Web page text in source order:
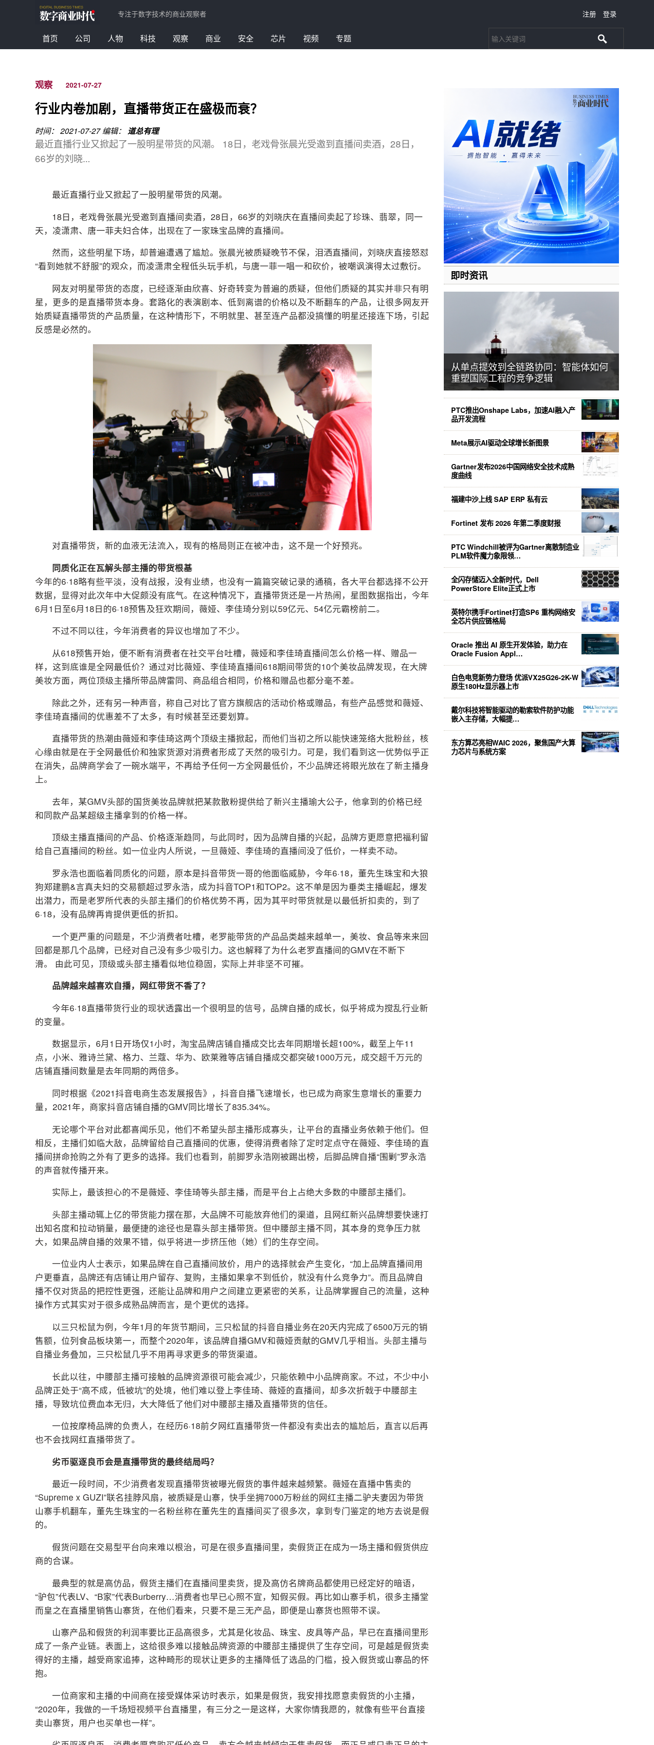
专注于数字技术的商业观察者 注册 登录
首页 公司 人物 科技 观察 商业 安全 芯片 视频 专题
观察 2021-07-27
行业内卷加剧，直播带货正在盛极而衰？
时间： 2021-07-27编辑： 道总有理
最近直播行业又掀起了一股明星带货的风潮。 18日，老戏骨张晨光受邀到直播间卖酒，28日，
66岁的刘晓...
最近直播行业又掀起了一股明星带货的风潮。
18日，老戏骨张晨光受邀到直播间卖酒，28日，66岁的刘晓庆在直播间卖起了珍珠、翡翠，同一
天，凌潇肃、唐一菲夫妇合体，出现在了一家珠宝品牌的直播间。
然而，这些明星下场，却普遍遭遇了尴尬。张晨光被质疑晚节不保，泪洒直播间，刘晓庆直接怒怼
“看到她就不舒服”的观众，而凌潇肃全程低头玩手机，与唐一菲一唱一和砍价，被嘲讽演得太过敷衍。
网友对明星带货的态度，已经逐渐由欣喜、好奇转变为普遍的质疑，但他们质疑的其实并非只有明
星，更多的是直播带货本身。套路化的表演剧本、低到离谱的价格以及不断翻车的产品，让很多网友开
始质疑直播带货的产品质量，在这种情形下，不明就里、甚至连产品都没搞懂的明星还接连下场，引起
反感是必然的。
对直播带货，新的血液无法流入，现有的格局则正在被冲击，这不是一个好预兆。
同质化正在瓦解头部主播的带货根基
今年的6·18略有些平淡，没有战报，没有业绩，也没有一篇篇突破记录的通稿，各大平台都选择不公开
数据，显得对此次年中大促颇没有底气。在这种情况下，直播带货还是一片热闹，星图数据指出，今年
6月1日至6月18日的6·18预售及狂欢期间，薇娅、李佳琦分别以59亿元、54亿元霸榜前二。
不过不同以往，今年消费者的异议也增加了不少。
从618预售开始，便不断有消费者在社交平台吐槽，薇娅和李佳琦直播间怎么价格一样、赠品一
样，这到底谁是全网最低价？通过对比薇娅、李佳琦直播间618期间带货的10个美妆品牌发现，在大牌
美妆方面，两位顶级主播所带品牌雷同、商品组合相同，价格和赠品也都分毫不差。
除此之外，还有另一种声音，称自己对比了官方旗舰店的活动价格或赠品，有些产品感觉和薇娅、
李佳琦直播间的优惠差不了太多，有时候甚至还要划算。
直播带货的热潮由薇娅和李佳琦这两个顶级主播掀起，而他们当初之所以能快速笼络大批粉丝，核
心缘由就是在于全网最低价和独家货源对消费者形成了天然的吸引力。可是，我们看到这一优势似乎正
在消失，品牌商学会了一碗水端平，不再给予任何一方全网最低价，不少品牌还将眼光放在了新主播身
上。
去年，某GMV头部的国货美妆品牌就把某款散粉提供给了新兴主播瑜大公子，他拿到的价格已经
和同款产品某超级主播拿到的价格一样。
顶级主播直播间的产品、价格逐渐趋同，与此同时，因为品牌自播的兴起，品牌方更愿意把福利留
给自己直播间的粉丝。如一位业内人所说，一旦薇娅、李佳琦的直播间没了低价，一样卖不动。
罗永浩也面临着同质化的问题，原本是抖音带货一哥的他面临威胁，今年6·18，董先生珠宝和大狼
狗郑建鹏&言真夫妇的交易额超过罗永浩，成为抖音TOP1和TOP2。这不单是因为垂类主播崛起，爆发
出潜力，而是老罗所代表的头部主播们的价格优势不再，因为其平时带货就是以最低折扣卖的，到了
6·18，没有品牌再肯提供更低的折扣。
一个更严重的问题是，不少消费者吐槽，老罗能带货的产品品类越来越单一，美妆、食品等来来回
回都是那几个品牌，已经对自己没有多少吸引力。这也解释了为什么老罗直播间的GMV在不断下
滑。 由此可见，顶级或头部主播看似地位稳固，实际上并非坚不可摧。
品牌越来越喜欢自播，网红带货不香了？
今年6·18直播带货行业的现状透露出一个很明显的信号，品牌自播的成长，似乎将成为搅乱行业新
的变量。
数据显示，6月1日开场仅1小时，淘宝品牌店铺自播成交比去年同期增长超100%，截至上午11
点，小米、雅诗兰黛、格力、兰蔻、华为、欧莱雅等店铺自播成交都突破1000万元，成交超千万元的
店铺直播间数量是去年同期的两倍多。
同时根据《2021抖音电商生态发展报告》，抖音自播飞速增长，也已成为商家生意增长的重要力
量，2021年，商家抖音店铺自播的GMV同比增长了835.34%。
无论哪个平台对此都喜闻乐见，他们不希望头部主播形成寡头，让平台的直播业务依赖于他们。但
相反，主播们如临大敌，品牌留给自己直播间的优惠，使得消费者除了定时定点守在薇娅、李佳琦的直
播间拼命抢购之外有了更多的选择。我们也看到，前脚罗永浩刚被踢出榜，后脚品牌自播“围剿”罗永浩
的声音就传播开来。
实际上，最该担心的不是薇娅、李佳琦等头部主播，而是平台上占绝大多数的中腰部主播们。
头部主播动辄上亿的带货能力摆在那，大品牌不可能放弃他们的渠道，且网红新兴品牌想要快速打
出知名度和拉动销量，最便捷的途径也是靠头部主播带货。但中腰部主播不同，其本身的竞争压力就
大，如果品牌自播的效果不错，似乎将进一步挤压他（她）们的生存空间。
一位业内人士表示，如果品牌在自己直播间放价，用户的选择就会产生变化，“加上品牌直播间用
户更垂直，品牌还有店铺让用户留存、复购，主播如果拿不到低价，就没有什么竞争力”。而且品牌自
播不仅对货品的把控性更强，还能让品牌和用户之间建立更紧密的关系，让品牌掌握自己的流量，这种
操作方式其实对于很多成熟品牌而言，是个更优的选择。
以三只松鼠为例，今年1月的年货节期间，三只松鼠的抖音自播业务在20天内完成了6500万元的销
售额，位列食品板块第一，而整个2020年，该品牌自播GMV和薇娅贡献的GMV几乎相当。头部主播与
自播业务叠加，三只松鼠几乎不用再寻求更多的带货渠道。
长此以往，中腰部主播可接触的品牌资源很可能会减少，只能依赖中小品牌商家。不过，不少中小
品牌正处于“高不成，低被坑”的处境，他们难以登上李佳琦、薇娅的直播间，却多次折戟于中腰部主
播，导致坑位费血本无归，大大降低了他们对中腰部主播及直播带货的信任。
一位按摩椅品牌的负责人，在经历6·18前夕网红直播带货一件都没有卖出去的尴尬后，直言以后再
也不会找网红直播带货了。
劣币驱逐良币会是直播带货的最终结局吗？
最近一段时间，不少消费者发现直播带货被曝光假货的事件越来越频繁。薇娅在直播中售卖的
“Supreme x GUZI”联名挂脖风扇，被质疑是山寨，快手坐拥7000万粉丝的网红主播二驴夫妻因为带货
山寨手机翻车，董先生珠宝的一名粉丝称在董先生的直播间买了很多次，拿到专门鉴定的地方去说是假
的。
假货问题在交易型平台向来难以根治，可是在很多直播间里，卖假货正在成为一场主播和假货供应
商的合谋。
最典型的就是高仿品，假货主播们在直播间里卖货，提及高仿名牌商品都使用已经定好的暗语，
“驴包”代表LV、“B家”代表Burberry…消费者也早已心照不宣，知假买假。再比如山寨手机，很多主播堂
而皇之在直播里销售山寨货，在他们看来，只要不是三无产品，即便是山寨货也照带不误。
山寨产品和假货的利润率要比正品高很多，尤其是化妆品、珠宝、皮具等产品，早已在直播间里形
成了一条产业链。表面上，这给很多难以接触品牌资源的中腰部主播提供了生存空间，可是越是假货卖
得好的主播，越受商家追捧，这种畸形的现状让更多的主播降低了选品的门槛，投入假货或山寨品的怀
抱。
一位商家和主播的中间商在接受媒体采访时表示，如果是假货，我安排找愿意卖假货的小主播，
“2020年，我做的一千场短视频平台直播里，有三分之一是这样，大家你情我愿的，就像有些平台直接
卖山寨货，用户也买单也一样”。
即时资讯
从单点提效到全链路协同：智能体如何
重塑国际工程的竞争逻辑
PTC推出Onshape Labs，加速AI融入产
品开发流程
Meta展示AI驱动全球增长新图景
Gartner发布2026中国网络安全技术成熟
度曲线
福建中沙上线 SAP ERP 私有云
Fortinet 发布 2026 年第二季度财报
PTC Windchill被评为Gartner离散制造业
PLM软件魔力象限领…
全闪存储迈入全新时代，Dell
PowerStore Elite正式上市
英特尔携手Fortinet打造SP6 重构网络安
全芯片供应链格局
Oracle 推出 AI 原生开发体验，助力在
Oracle Fusion Appl…
白色电竞新势力登场 优派VX25G26-2K-W
原生180Hz显示器上市
戴尔科技将智能驱动的勒索软件防护功能
嵌入主存储，大幅提…
东方算芯亮相WAIC 2026，聚焦国产大算
力芯片与系统方案